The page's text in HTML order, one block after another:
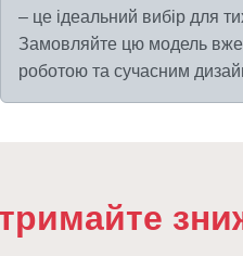
– це ідеальний вибір для
Замовляйте цю модель вже
роботою та сучасним